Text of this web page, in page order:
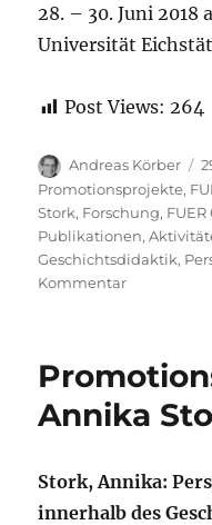
28. – 30. Juni 2018
Universität
Post Views: 264
Autor
Andreas Körber
Promotionsprojekte,
Stork, Forschung,
Publikationen,
Geschichtsdidaktik,
Kommentarzu
des
auf
dem
Annika
Stork, Annika:
innerhalb des